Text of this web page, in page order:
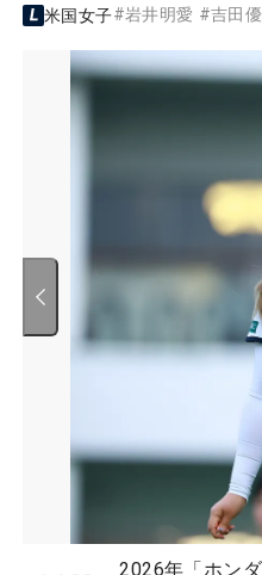
米国女子#岩井明愛 #吉田優
2026年「ホン